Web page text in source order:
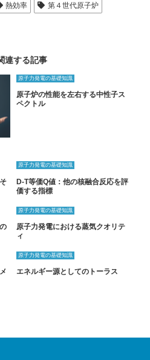
熱効率
第４世代原子炉
連する記事
原子力発電の基礎知識
原子炉の性能を左右する中性子ス
ペクトル
原子力発電の基礎知識
D-T等価Q値：他の核融合反応を評
価する指標
原子力発電の基礎知識
原子力発電における蒸気クオリテ
ィ
原子力発電の基礎知識
エネルギー源としてのトーラス